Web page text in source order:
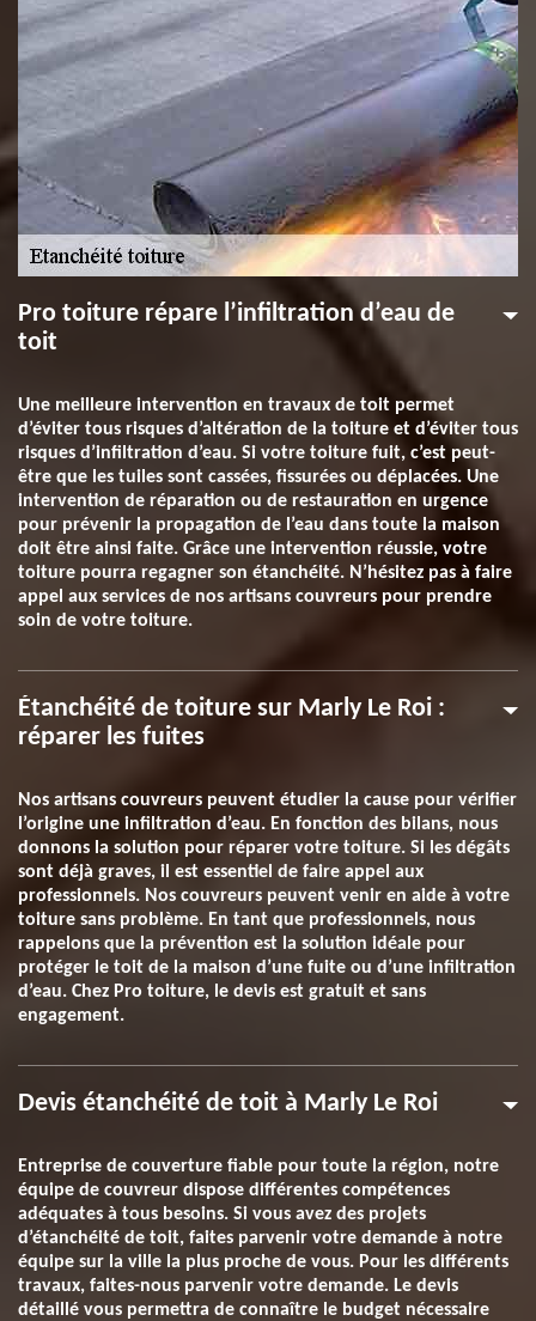
Pro toiture répare l’infiltration d’eau de
toit
Une meilleure intervention en travaux de toit permet
d’éviter tous risques d’altération de la toiture et d’éviter tous
risques d’infiltration d’eau. Si votre toiture fuit, c’est peut-
être que les tuiles sont cassées, fissurées ou déplacées. Une
intervention de réparation ou de restauration en urgence
pour prévenir la propagation de l’eau dans toute la maison
doit être ainsi faite. Grâce une intervention réussie, votre
toiture pourra regagner son étanchéité. N’hésitez pas à faire
appel aux services de nos artisans couvreurs pour prendre
soin de votre toiture.
Étanchéité de toiture sur Marly Le Roi :
réparer les fuites
Nos artisans couvreurs peuvent étudier la cause pour vérifier
l’origine une infiltration d’eau. En fonction des bilans, nous
donnons la solution pour réparer votre toiture. Si les dégâts
sont déjà graves, il est essentiel de faire appel aux
professionnels. Nos couvreurs peuvent venir en aide à votre
toiture sans problème. En tant que professionnels, nous
rappelons que la prévention est la solution idéale pour
protéger le toit de la maison d’une fuite ou d’une infiltration
d’eau. Chez Pro toiture, le devis est gratuit et sans
engagement.
Devis étanchéité de toit à Marly Le Roi
Entreprise de couverture fiable pour toute la région, notre
équipe de couvreur dispose différentes compétences
adéquates à tous besoins. Si vous avez des projets
d’étanchéité de toit, faites parvenir votre demande à notre
équipe sur la ville la plus proche de vous. Pour les différents
travaux, faites-nous parvenir votre demande. Le devis
détaillé vous permettra de connaître le budget nécessaire